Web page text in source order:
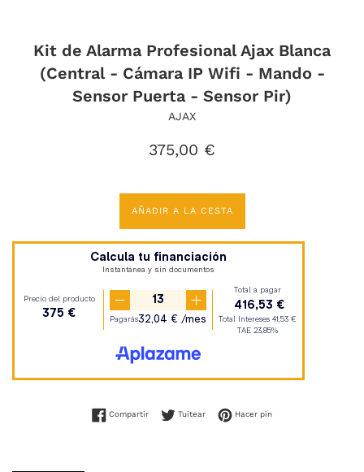
Kit de Alarma Profesional Ajax Blanca
(Central - Cámara IP Wifi - Mando -
Sensor Puerta - Sensor Pir)
AJAX
Precio
375,00 €
AÑADIR A LA CESTA
CompartirCompartir en Facebook
TuitearTuitear en Twitter
Hacer pinPinear en Pinterest